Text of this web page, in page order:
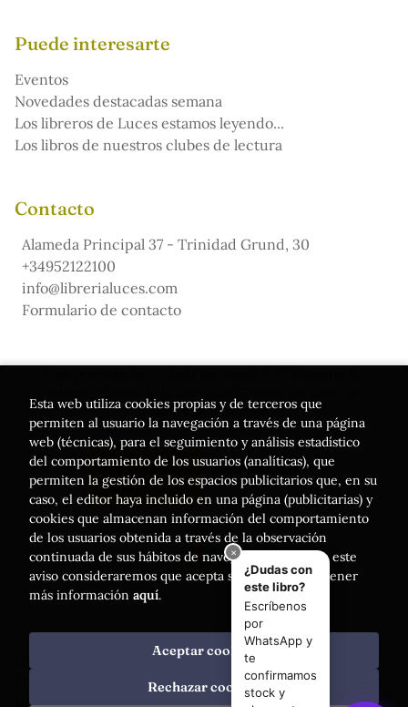
Puede interesarte
Eventos
Novedades destacadas semana
Los libreros de Luces estamos leyendo...
Los libros de nuestros clubes de lectura
Contacto
Alameda Principal 37 - Trinidad Grund, 30
+34952122100
info@librerialuces.com
Formulario de contacto
Cómic y de la Lectura
. Todos los Derechos Reservados |
Esta web utiliza cookies propias y de terceros que
permiten al usuario la navegación a través de una página
web (técnicas), para el seguimiento y análisis estadístico
del comportamiento de los usuarios (analíticas), que
permiten la gestión de los espacios publicitarios que, en su
caso, el editor haya incluido en una página (publicitarias) y
cookies que almacenan información del comportamiento
de los usuarios obtenida a través de la observación
continuada de sus hábitos de navegación. Si acepta este
aviso consideraremos que acepta su uso. Puede obtener
más información aquí.
Rechazar cookies
Aceptar cookies